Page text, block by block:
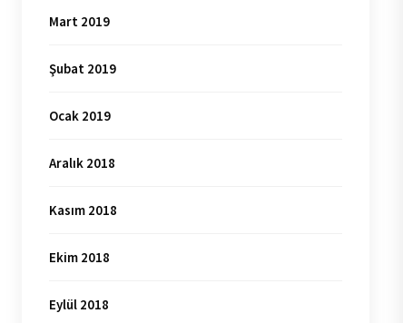
Mart 2019
Şubat 2019
Ocak 2019
Aralık 2018
Kasım 2018
Ekim 2018
Eylül 2018